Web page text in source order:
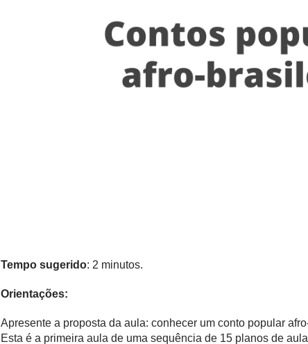
Tempo sugerido: 2 minutos.
Orientações:
Apresente a proposta da aula: conhecer um conto popular
Esta é a primeira aula de uma sequência de 15 planos de